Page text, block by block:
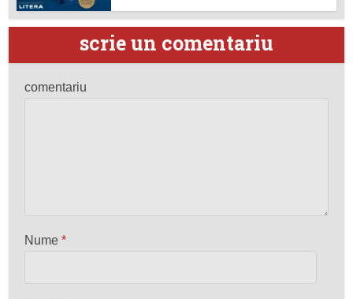
scrie un comentariu
comentariu
Nume*